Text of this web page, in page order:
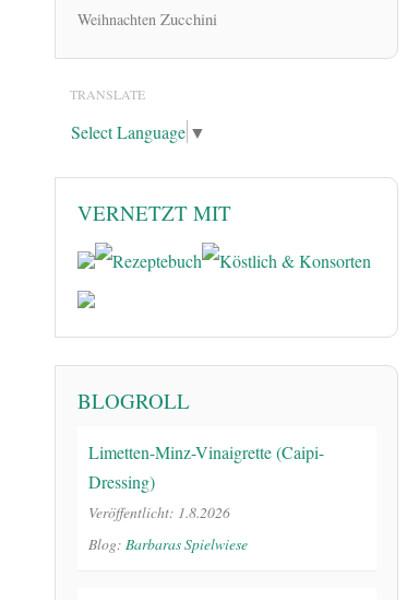
Weihnachten Zucchini
TRANSLATE
Select Language ▼
VERNETZT MIT
BLOGROLL
Limetten-Minz-Vinaigrette (Caipi-
Dressing)
Veröffentlicht: 1.8.2026
Blog: Barbaras Spielwiese